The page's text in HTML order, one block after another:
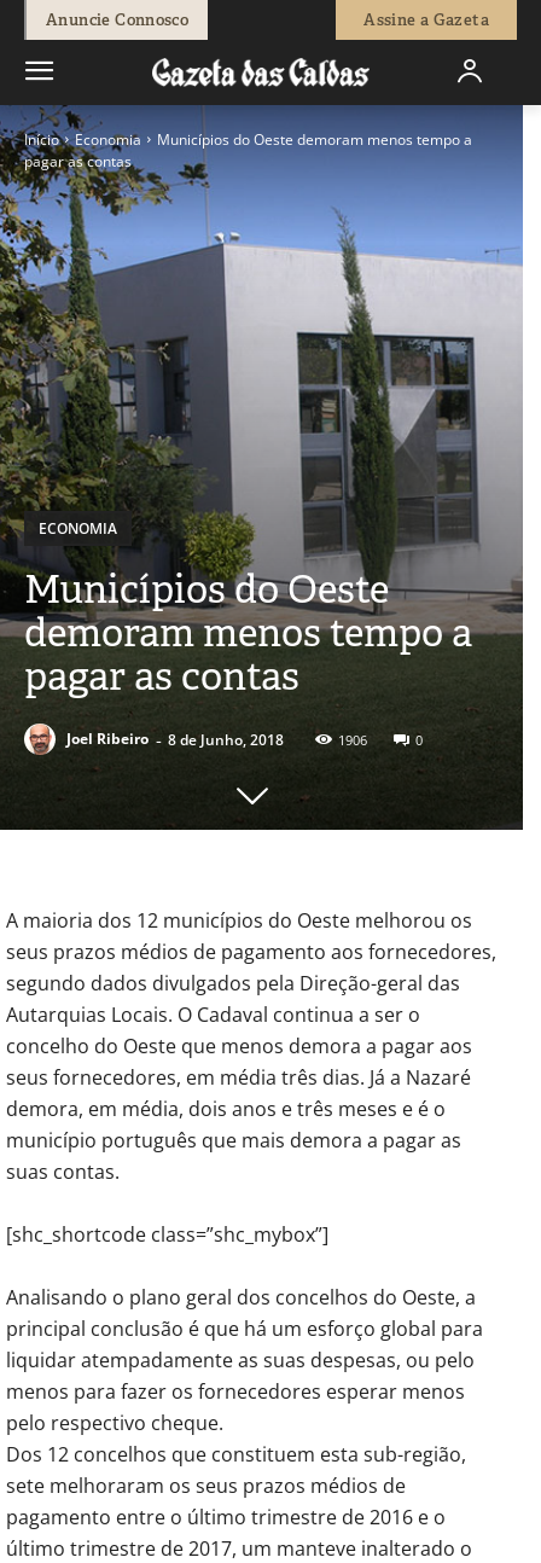
Anuncie Connosco Assine a Gazeta
Início Economia
Municípios do Oeste demoram menos tempo a
pagar as contas
ECONOMIA
Municípios do Oeste
demoram menos tempo a
pagar as contas
Joel Ribeiro - 8 de Junho, 2018 1906 0
A maioria dos 12 municípios do Oeste melhorou os
seus prazos médios de pagamento aos fornecedores,
segundo dados divulgados pela Direção-geral das
Autarquias Locais. O Cadaval continua a ser o
concelho do Oeste que menos demora a pagar aos
seus fornecedores, em média três dias. Já a Nazaré
demora, em média, dois anos e três meses e é o
município português que mais demora a pagar as
suas contas.
[shc_shortcode class=”shc_mybox”]
Analisando o plano geral dos concelhos do Oeste, a
principal conclusão é que há um esforço global para
liquidar atempadamente as suas despesas, ou pelo
menos para fazer os fornecedores esperar menos
pelo respectivo cheque.
Dos 12 concelhos que constituem esta sub-região,
sete melhoraram os seus prazos médios de
pagamento entre o último trimestre de 2016 e o
último trimestre de 2017, um manteve inalterado o